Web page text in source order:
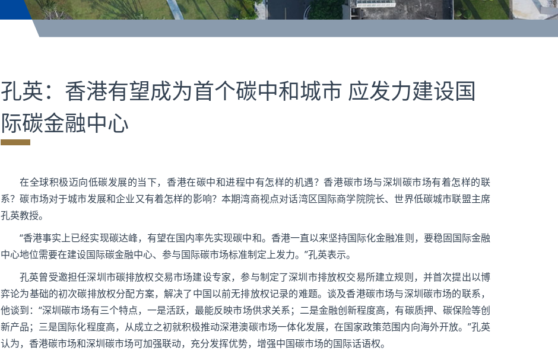
孔英：香港有望成为首个碳中和城市 应发力建设国
际碳金融中心
在全球积极迈向低碳发展的当下，香港在碳中和进程中有怎样的机遇？香港碳市场与深圳碳市场有着怎样的联
系？碳市场对于城市发展和企业又有着怎样的影响？本期湾商视点对话湾区国际商学院院长、世界低碳城市联盟主席
孔英教授。
“香港事实上已经实现碳达峰，有望在国内率先实现碳中和。香港一直以来坚持国际化金融准则，要稳固国际金融
中心地位需要在建设国际碳金融中心、参与国际碳市场标准制定上发力。”孔英表示。
孔英曾受邀担任深圳市碳排放权交易市场建设专家，参与制定了深圳市排放权交易所建立规则，并首次提出以博
弈论为基础的初次碳排放权分配方案，解决了中国以前无排放权记录的难题。谈及香港碳市场与深圳碳市场的联系，
他谈到：“深圳碳市场有三个特点，一是活跃，最能反映市场供求关系；二是金融创新程度高，有碳质押、碳保险等创
新产品；三是国际化程度高，从成立之初就积极推动深港澳碳市场一体化发展，在国家政策范围内向海外开放。”孔英
认为，香港碳市场和深圳碳市场可加强联动，充分发挥优势，增强中国碳市场的国际话语权。